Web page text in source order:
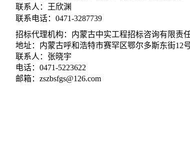
联系人：
王欣渊
联系电话： 0471-3287739
招标代理机构：内蒙古中实工程招标咨询有限责
地址：内蒙古呼和浩特市赛罕区鄂尔多斯东街12
联系人：张晓宇
电话：0471-5223622
邮箱：zszbsfgs@126.com